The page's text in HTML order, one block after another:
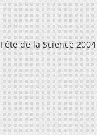
Fête de la Science 2004